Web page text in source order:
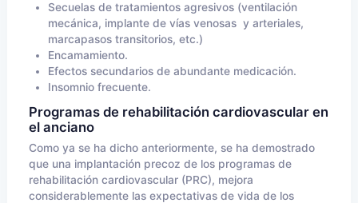
Secuelas de tratamientos agresivos (ventilación
mecánica, implante de vías venosas y arteriales,
marcapasos transitorios, etc.)
Encamamiento.
Efectos secundarios de abundante medicación.
Insomnio frecuente.
Programas de rehabilitación cardiovascular en
el anciano
Como ya se ha dicho anteriormente, se ha demostrado
que una implantación precoz de los programas de
rehabilitación cardiovascular (PRC), mejora
considerablemente las expectativas de vida de los